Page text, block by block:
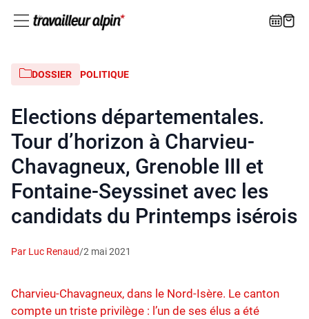
DOSSIER POLITIQUE
Elections départementales.
Tour d’horizon à Charvieu-
Chavagneux, Grenoble III et
Fontaine-Seyssinet avec les
candidats du Printemps isérois
Par Luc Renaud/2 mai 2021
Charvieu-Chavagneux, dans le Nord-Isère. Le canton
compte un triste privilège : l’un de ses élus a été